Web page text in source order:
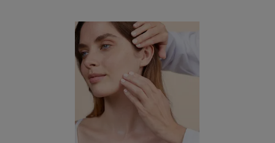
Eau
Thermale
Avène
-
Bálsamo
nutrifluido
TriXera
NUTRITION